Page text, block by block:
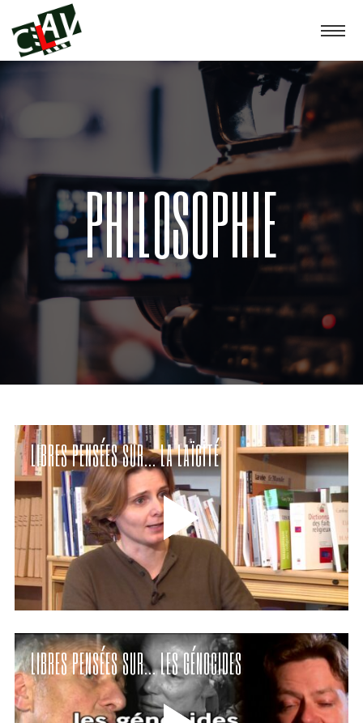
PHILOSOPHIE
LIBRES PENSÉES SUR… LA LAÏCITÉ
LIBRES PENSÉES SUR… LES GÉNOCIDES